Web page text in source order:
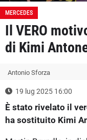
MERCEDES
Il VERO
di Kimi
Antonio Sforza
19 lug 2025 16:00
È stato rivelato il
ha sostituito Kimi